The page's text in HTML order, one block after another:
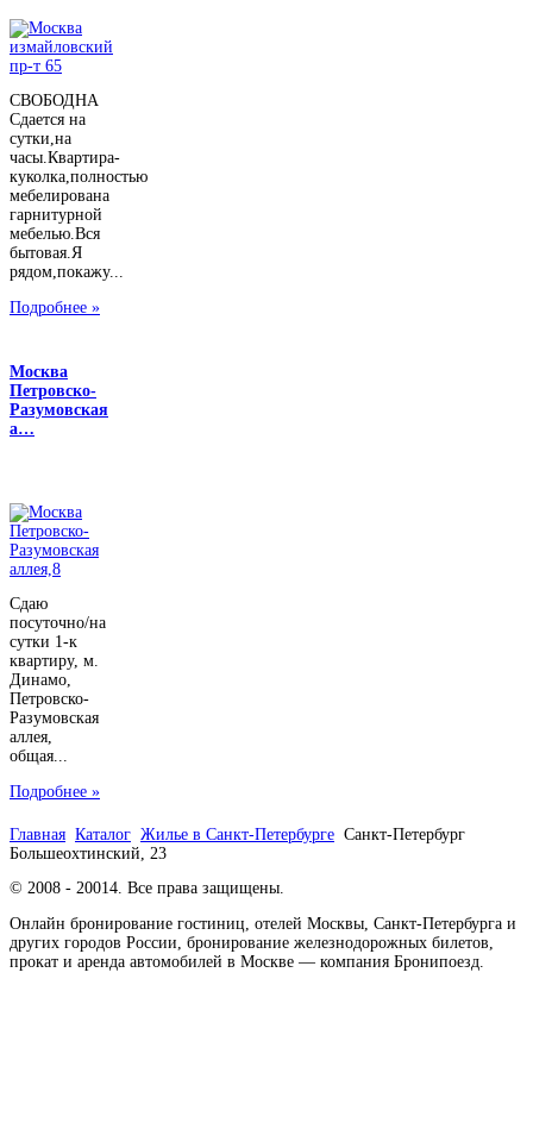
СВОБОДНА
Сдается на
сутки,на
часы.Квартира-
куколка,полностью
мебелирована
гарнитурной
мебелью.Вся
бытовая.Я
рядом,покажу...
Подробнее »
Москва
Петровско-
Разумовская
а…
Сдаю
посуточно/на
сутки 1-к
квартиру, м.
Динамо,
Петровско-
Разумовская
аллея,
общая...
Подробнее »
Главная Каталог Жилье в Санкт-Петербурге Санкт-Петербург
Большеохтинский, 23
© 2008 - 20014. Все права защищены.
Онлайн бронирование гостиниц, отелей Москвы, Санкт-Петербурга и
других городов России, бронирование железнодорожных билетов,
прокат и аренда автомобилей в Москве — компания Бронипоезд.